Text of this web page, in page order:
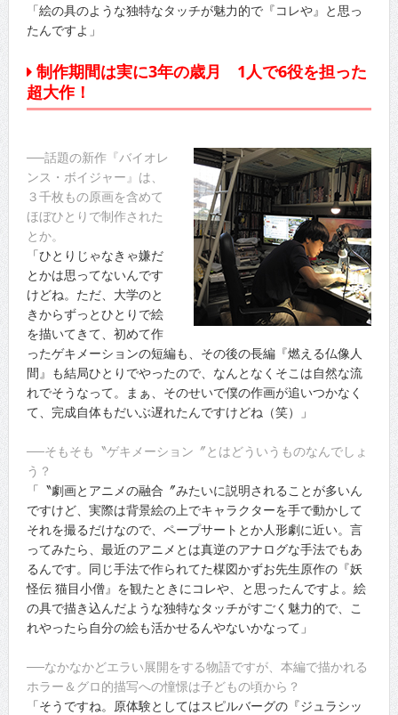
「絵の具のような独特なタッチが魅力的で『コレや』と思っ
たんですよ」
制作期間は実に3年の歳月 1人で6役を担った
超大作！
──話題の新作『バイオレ
ンス・ボイジャー』は、
３千枚もの原画を含めて
ほぼひとりで制作された
とか。
「ひとりじゃなきゃ嫌だ
とかは思ってないんです
けどね。ただ、大学のと
きからずっとひとりで絵
を描いてきて、初めて作
ったゲキメーションの短編も、その後の長編『燃える仏像人
間』も結局ひとりでやったので、なんとなくそこは自然な流
れでそうなって。まぁ、そのせいで僕の作画が追いつかなく
て、完成自体もだいぶ遅れたんですけどね（笑）」
──そもそも〝ゲキメーション〞とはどういうものなんでしょ
う？
「〝劇画とアニメの融合〞みたいに説明されることが多いん
ですけど、実際は背景絵の上でキャラクターを手で動かして
それを撮るだけなので、ペープサートとか人形劇に近い。言
ってみたら、最近のアニメとは真逆のアナログな手法でもあ
るんです。同じ手法で作られてた楳図かずお先生原作の『妖
怪伝 猫目小僧』を観たときにコレや、と思ったんですよ。絵
の具で描き込んだような独特なタッチがすごく魅力的で、こ
れやったら自分の絵も活かせるんやないかなって」
──なかなかどエラい展開をする物語ですが、本編で描かれる
ホラー＆グロ的描写への憧憬は子どもの頃から？
「そうですね。原体験としてはスピルバーグの『ジュラシッ